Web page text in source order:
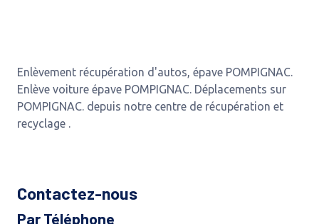
Enlèvement récupération d'autos, épave POMPIGNAC.
Enlève voiture épave POMPIGNAC. Déplacements sur
POMPIGNAC. depuis notre centre de récupération et
recyclage .
Contactez-nous
Par Téléphone